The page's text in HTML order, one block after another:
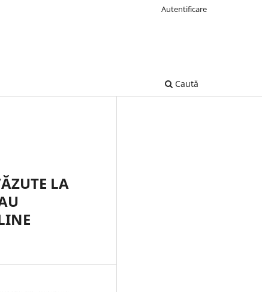
Caută
Autentificare
LA